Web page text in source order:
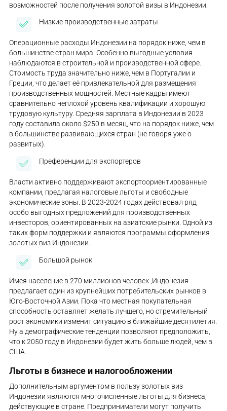
возможностей после получения золотой визы в Индонезии.
Низкие производственные затраты
Операционные расходы Индонезии на порядок ниже, чем в
большинстве стран мира. Особенно выгодные условия
наблюдаются в строительной и производственной сфере.
Стоимость труда значительно ниже, чем в Португалии и
Греции, что делает её привлекательной для размещения
производственных мощностей. Местные кадры имеют
сравнительно неплохой уровень квалификации и хорошую
трудовую культуру. Средняя зарплата в Индонезии в 2023
году составила около $250 в месяц, что на порядок ниже, чем
в большинстве развивающихся стран (не говоря уже о
развитых).
Преференции для экспортеров
Власти активно поддерживают экспортоориентированные
компании, предлагая налоговые льготы и свободные
экономические зоны. В 2023-2024 годах действовал ряд
особо выгодных предложений для производственных
инвесторов, ориентированных на азиатские рынки. Одной из
таких форм поддержки и являются программы оформления
золотых виз Индонезии.
Большой рынок
Имея население в 270 миллионов человек ,Индонезия
предлагает один из крупнейших потребительских рынков в
Юго-Восточной Азии. Пока что местная покупательная
способность оставляет желать лучшего, но стремительный
рост экономики изменит ситуацию в ближайшие десятилетия.
Ну а демографические тенденции позволяют предположить,
что к 2050 году в Индонезии будет жить больше людей, чем в
США.
Льготы в бизнесе и налогообложении
Дополнительным аргументом в пользу золотых виз
Индонезии являются многочисленные льготы для бизнеса,
действующие в стране. Предприниматели могут получить